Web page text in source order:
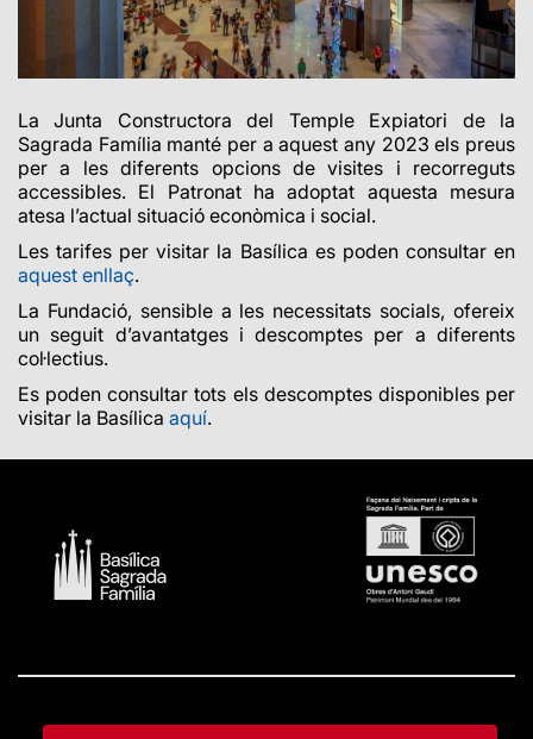
La Junta Constructora del Temple Expiatori de la
Sagrada Família manté per a aquest any 2023 els preus
per a les diferents opcions de visites i recorreguts
accessibles. El Patronat ha adoptat aquesta mesura
atesa l’actual situació econòmica i social.
Les tarifes per visitar la Basílica es poden consultar en
aquest enllaç.
La Fundació, sensible a les necessitats socials, ofereix
un seguit d’avantatges i descomptes per a diferents
col·lectius.
Es poden consultar tots els descomptes disponibles per
visitar la Basílica aquí.